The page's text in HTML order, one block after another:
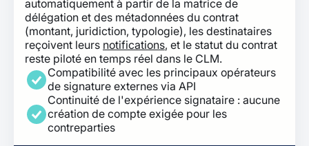
automatiquement à partir de la matrice de
délégation et des métadonnées du contrat
(montant, juridiction, typologie), les destinataires
reçoivent leurs notifications, et le statut du contrat
reste piloté en temps réel dans le CLM.
Compatibilité avec les principaux opérateurs
de signature externes via API
Continuité de l'expérience signataire : aucune
création de compte exigée pour les
contreparties